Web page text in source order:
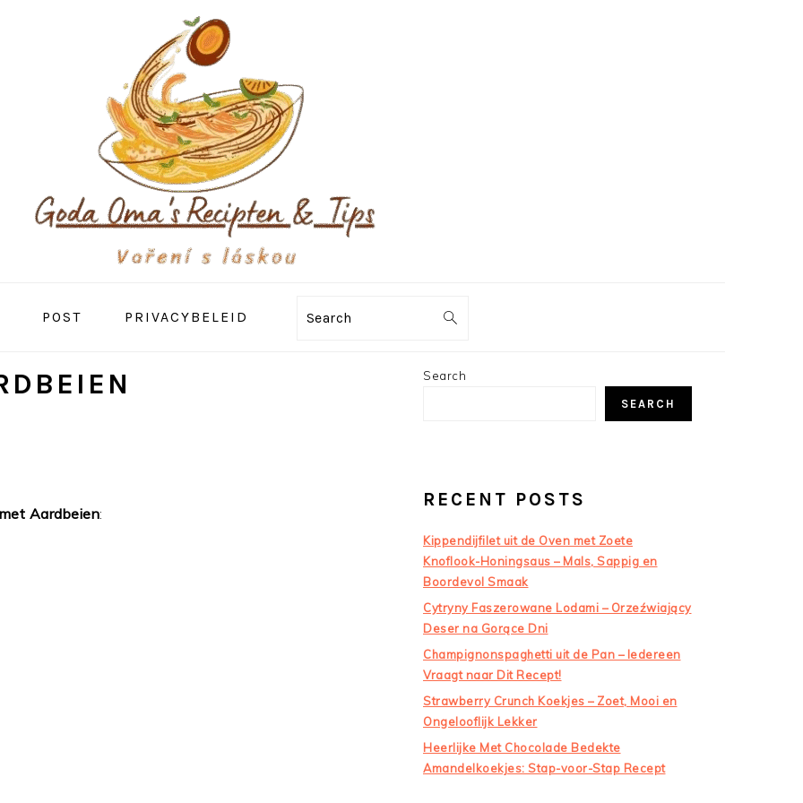
POST PRIVACYBELEID Search
Aardbeien:
PRIMARY
Search
SEARCH
RECENT POSTS
Kippendijfilet uit de Oven met Zoete
Knoflook-Honingsaus – Mals, Sappig en
Boordevol Smaak
Cytryny Faszerowane Lodami – Orzeźwiający
Deser na Gorące Dni
Champignonspaghetti uit de Pan – Iedereen
Vraagt naar Dit Recept!
Strawberry Crunch Koekjes – Zoet, Mooi en
Ongelooflijk Lekker
Heerlijke Met Chocolade Bedekte
Amandelkoekjes: Stap-voor-Stap Recept